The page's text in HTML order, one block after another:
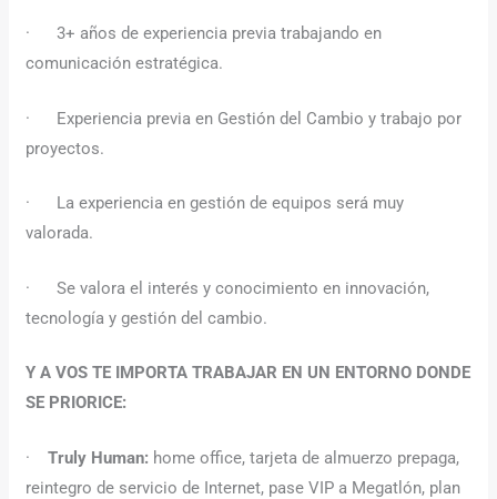
· 3+ años de experiencia previa trabajando en
comunicación estratégica.
· Experiencia previa en Gestión del Cambio y trabajo por
proyectos.
· La experiencia en gestión de equipos será muy
valorada.
· Se valora el interés y conocimiento en innovación,
tecnología y gestión del cambio.
Y A VOS TE IMPORTA TRABAJAR EN UN ENTORNO DONDE
SE PRIORICE:
·Truly Human: home office, tarjeta de almuerzo prepaga,
reintegro de servicio de Internet, pase VIP a Megatlón, plan